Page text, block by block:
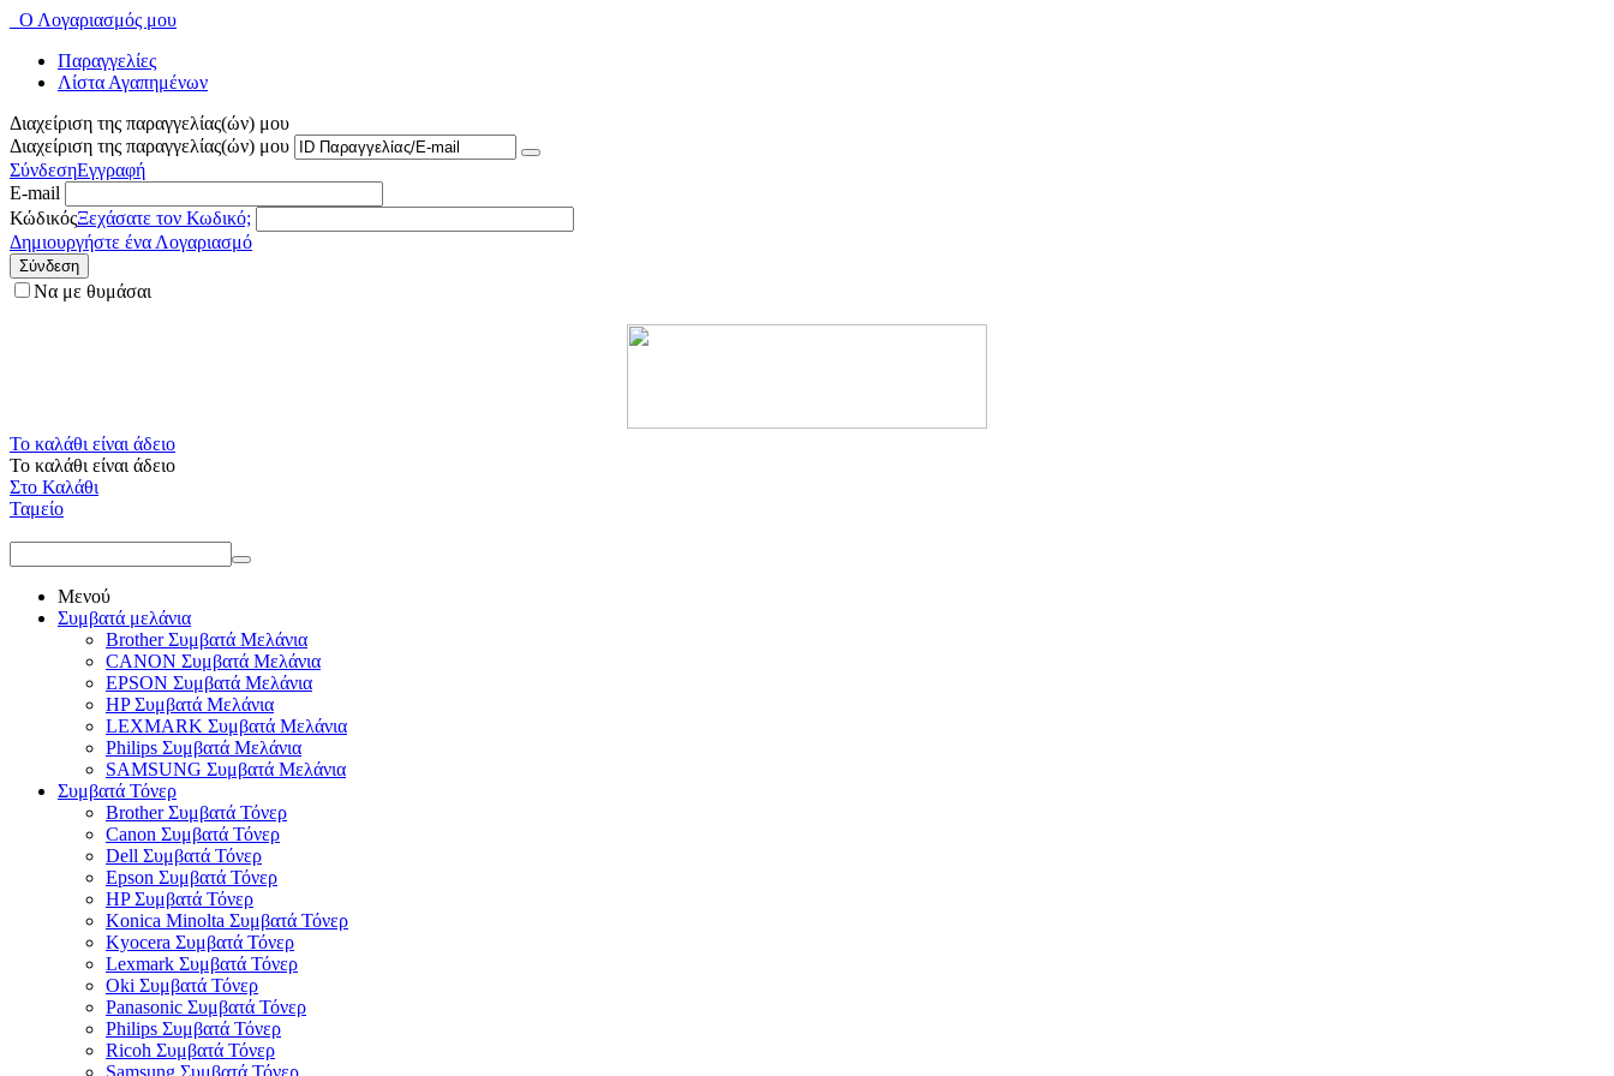
Ο Λογαριασμός μου
Παραγγελίες
Λίστα Αγαπημένων
Διαχείριση της παραγγελίας(ών) μου
Διαχείριση της παραγγελίας(ών) μου
ΣύνδεσηΕγγραφή
E-mail
ΚώδικόςΞεχάσατε τον Κωδικό;
Δημιουργήστε ένα Λογαριασμό
Σύνδεση
Να με θυμάσαι
Το καλάθι είναι άδειο
Το καλάθι είναι άδειο
Στο Καλάθι
Ταμείο
Μενού
Συμβατά μελάνια
Brother Συμβατά Μελάνια
CANON Συμβατά Μελάνια
EPSON Συμβατά Μελάνια
HP Συμβατά Μελάνια
LEXMARK Συμβατά Μελάνια
Philips Συμβατά Μελάνια
SAMSUNG Συμβατά Μελάνια
Συμβατά Τόνερ
Brother Συμβατά Τόνερ
Canon Συμβατά Τόνερ
Dell Συμβατά Τόνερ
Epson Συμβατά Τόνερ
HP Συμβατά Τόνερ
Konica Minolta Συμβατά Τόνερ
Kyocera Συμβατά Τόνερ
Lexmark Συμβατά Τόνερ
Oki Συμβατά Τόνερ
Panasonic Συμβατά Τόνερ
Philips Συμβατά Τόνερ
Ricoh Συμβατά Τόνερ
Samsung Συμβατά Τόνερ